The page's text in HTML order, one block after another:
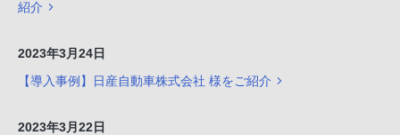
紹介
2023年3月24日
【導入事例】日産自動車株式会社 様をご紹介
2023年3月22日